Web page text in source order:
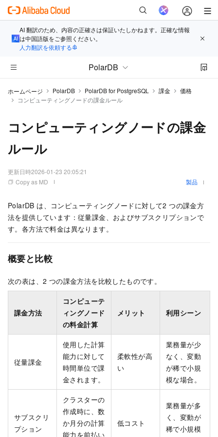
AI 翻訳のため、内容の正確さは保証いたしかねます。正確な情報
は中国語版をご参照ください。
人力翻訳を依頼する
PolarDB
ホームページ PolarDB PolarDB for PostgreSQL 課金
価格
コンピューティングノードの課金ルール
コンピューティングノードの課金
ルール
更新日時2026-01-23 20:05:21
Copy as MD
製品
PolarDB は、コンピューティングノードに対して2 つの課金方
法を提供しています：従量課金、およびサブスクリプションで
す。各方法で料金は異なります。
概要と比較
次の表は、 2 つの課金方法を比較したものです。
課金方法
コンピューテ
ィングノード
の料金計算
メリット 利用シーン
従量課金
使用した計算
能力に対して
時間単位で課
金されます。
柔軟性が高
い
業務量が少
なく、変動
が稀で小規
模な場合。
サブスクリ
プション
クラスターの
作成時に、数
か月分の計算
能力を前払い
低コスト
業務量が多
く、変動が
稀で小規模